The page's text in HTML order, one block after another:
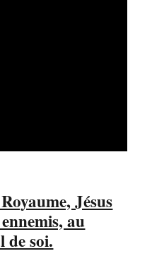
Jésus
au
de soi.